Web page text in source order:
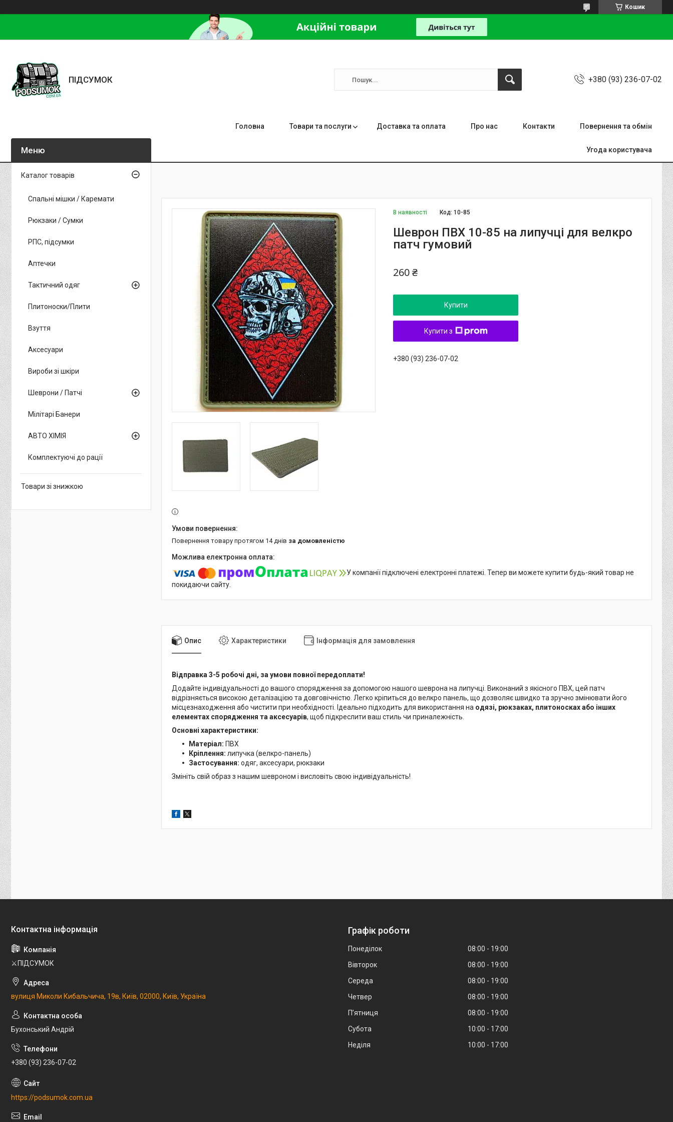
Кошик
ПІДСУМОК +380 (93) 236-07-02
Головна Товари та послуги Доставка та оплата Про нас Контакти Повернення та обмін
Угода користувача
В наявності Код:10-85
Шеврон ПВХ 10-85 на липучці для велкро
патч гумовий
260 ₴
Купити
Купити з
+380 (93) 236-07-02
повернення товару протягом 14 днів за домовленістю
У компанії підключені електронні платежі. Тепер ви можете купити будь-який товар не
покидаючи сайту.
Опис Характеристики Інформація для замовлення
Відправка 3-5 робочі дні, за умови повної передоплати!
Додайте індивідуальності до вашого спорядження за допомогою нашого шеврона на липучці. Виконаний з якісного ПВХ, цей патч
відрізняється високою деталізацією та довговічністю. Легко кріпиться до велкро панель, що дозволяє швидко та зручно змінювати його
місцезнаходження або чистити при необхідності. Ідеально підходить для використання на одязі, рюкзаках, плитоносках або інших
елементах спорядження та аксесуарів, щоб підкреслити ваш стиль чи приналежність.
Основні характеристики:
Матеріал: ПВХ
Кріплення: липучка (велкро-панель)
Застосування: одяг, аксесуари, рюкзаки
Змініть свій образ з нашим шевроном і висловіть свою індивідуальність!
Каталог товарів
Спальні мішки / Каремати
Рюкзаки / Сумки
РПС, підсумки
Аптечки
Тактичний одяг
Плитоноски/Плити
Взуття
Аксесуари
Вироби зі шкіри
Шеврони / Патчі
Мілітарі Банери
АВТО ХІМІЯ
Комплектуючі до рації
Товари зі знижкою
⚔️ПІДСУМОК
вулиця Миколи Кибальчича, 19в, Київ, 02000, Київ, Україна
Бухонський Андрій
+380 (93) 236-07-02
https://podsumok.com.ua
Графік роботи
Понеділок 08:00
19:00
Вівторок
08:00
19:00
Середа
08:00
19:00
Четвер
08:00
19:00
Пʼятниця
08:00
19:00
Субота
10:00
17:00
Неділя
10:00 17:00